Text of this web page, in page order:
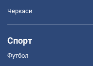
Черкаси
Спорт
Футбол